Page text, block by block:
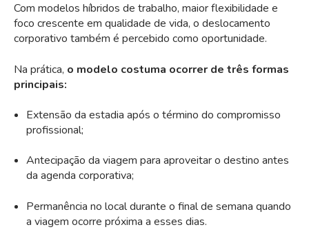
Com modelos híbridos de trabalho, maior flexibilidade e
foco crescente em qualidade de vida, o deslocamento
corporativo também é percebido como oportunidade.
Na prática, o modelo costuma ocorrer de três formas
principais:
Extensão da estadia após o término do compromisso
profissional;
Antecipação da viagem para aproveitar o destino antes
da agenda corporativa;
Permanência no local durante o final de semana quando
a viagem ocorre próxima a esses dias.